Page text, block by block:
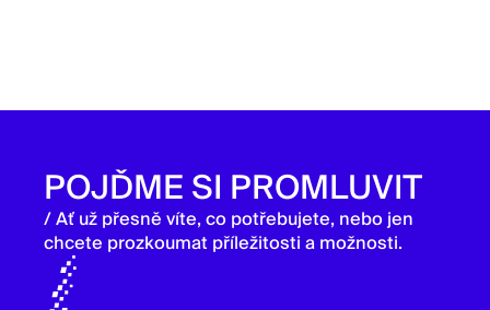
POJĎME SI PROMLUVIT
/ Ať už přesně víte, co potřebujete, nebo jen
chcete prozkoumat příležitosti a možnosti.